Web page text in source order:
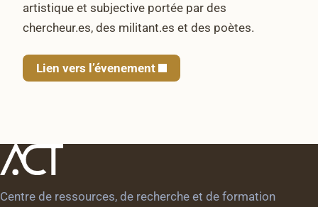
artistique et subjective portée par des
chercheur.es, des militant.es et des poètes.
Lien vers l’évenement
Centre de ressources, de recherche et de formation